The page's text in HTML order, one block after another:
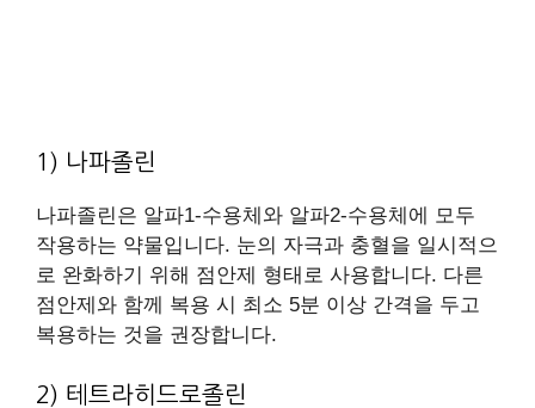
1) 나파졸린
나파졸린은 알파1-수용체와 알파2-수용체에 모두
작용하는 약물입니다. 눈의 자극과 충혈을 일시적으
로 완화하기 위해 점안제 형태로 사용합니다. 다른
점안제와 함께 복용 시 최소 5분 이상 간격을 두고
복용하는 것을 권장합니다.
2) 테트라히드로졸린